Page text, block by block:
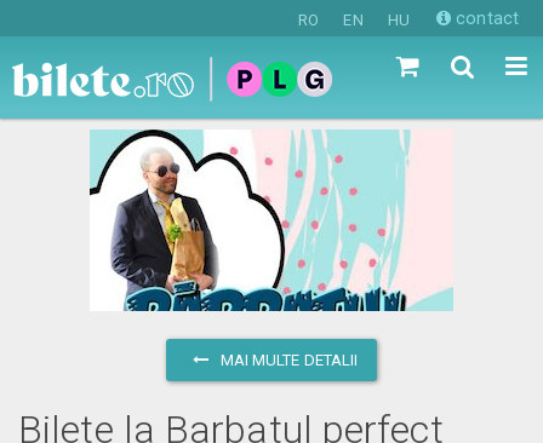
RO EN HU contact
MAI MULTE DETALII
Bilete la Barbatul perfect